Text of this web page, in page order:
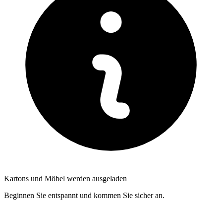
Kartons und Möbel werden ausgeladen
Beginnen Sie entspannt und kommen Sie sicher an.